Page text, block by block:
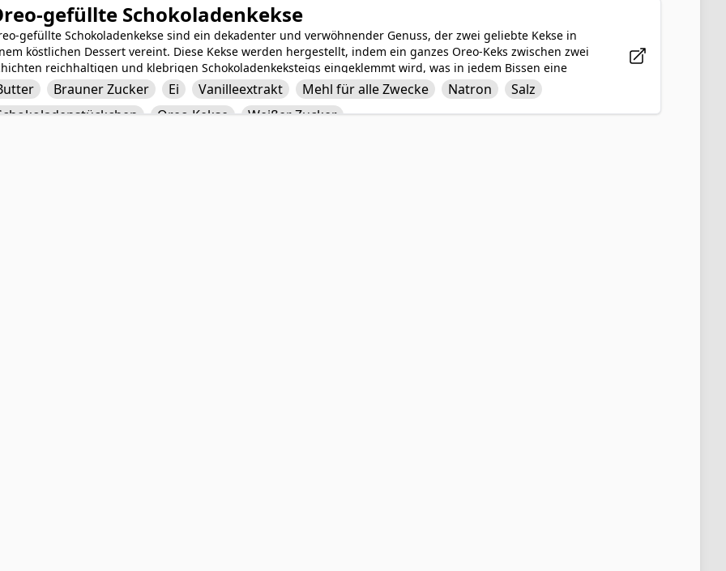
gefüllte Schokoladenkekse
gefüllte Schokoladenkekse sind ein dekadenter und verwöhnender Genuss, der zwei geliebte Kekse in
köstlichen Dessert vereint. Diese Kekse werden hergestellt, indem ein ganzes Oreo-Keks zwischen zwei
reichhaltigen und klebrigen Schokoladenkeksteigs eingeklemmt wird, was in jedem Bissen eine
Überraschung schafft. Die Kombination aus zähem Schokoladenkeksteig, knusprigem Oreo-Keks
schmelzenden Schokoladenstücken ist für jeden Naschkatzen ein Traumpaar. Perfekt für besondere
oder als eine spaßige Variante von klassischen Keksen werden Oreo-gefüllte Schokoladenkekse bei
Brauner Zucker Ei Vanilleextrakt Mehl für alle Zwecke Natron
Salz
Oreo Kekse Weißer Zucker